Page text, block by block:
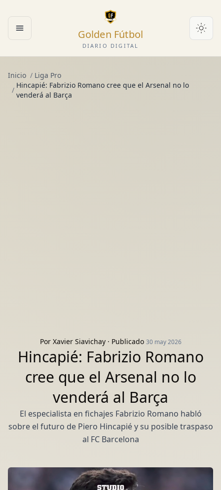
Abrir menú Golden Fútbol
DIARIO DIGITAL
Inicio / Liga Pro
/
Hincapié: Fabrizio Romano cree que el Arsenal no lo
venderá al Barça
Por Xavier Siavichay· Publicado 30 may 2026
Hincapié: Fabrizio Romano
cree que el Arsenal no lo
venderá al Barça
El especialista en fichajes Fabrizio Romano habló
sobre el futuro de Piero Hincapié y su posible traspaso
al FC Barcelona